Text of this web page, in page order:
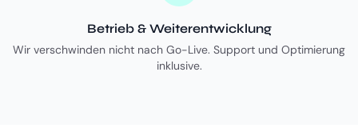
Betrieb & Weiterentwicklung
Wir verschwinden nicht nach Go-Live. Support und Optimierung
inklusive.